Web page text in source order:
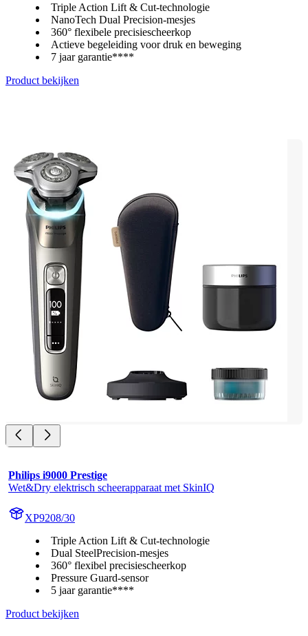
Triple Action Lift & Cut-technologie
NanoTech Dual Precision-mesjes
360° flexibele precisiescheerkop
Actieve begeleiding voor druk en beweging
7 jaar garantie****
Product bekijken
Philips i9000 Prestige
Wet&Dry elektrisch scheerapparaat met SkinIQ
XP9208/30
Triple Action Lift & Cut-technologie
Dual SteelPrecision-mesjes
360° flexibel precisiescheerkop
Pressure Guard-sensor
5 jaar garantie****
Product bekijken